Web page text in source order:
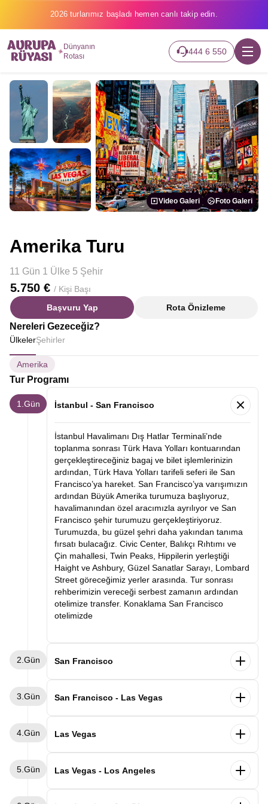
2026 turlarımız başladı hemen canlı takip edin.
Dünyanın
Rotası
444 6 550
Video Galeri Foto Galeri
Amerika Turu
11 Gün 1 Ülke 5 Şehir
5.750 € / Kişi Başı
Başvuru Yap
Rota Önizleme
Nereleri Gezeceğiz?
ÜlkelerŞehirler
Amerika
Tur Programı
1.Gün İstanbul - San Francisco
İstanbul Havalimanı Dış Hatlar Terminali’nde
toplanma sonrası Türk Hava Yolları kontuarından
gerçekleştireceğiniz bagaj ve bilet işlemlerinizin
ardından, Türk Hava Yolları tarifeli seferi ile San
Francisco’ya hareket. San Francisco’ya varışımızın
ardından Büyük Amerika turumuza başlıyoruz,
havalimanından özel aracımızla ayrılıyor ve San
Francisco şehir turumuzu gerçekleştiriyoruz.
Turumuzda, bu güzel şehri daha yakından tanıma
fırsatı bulacağız. Civic Center, Balıkçı Rıhtımı ve
Çin mahallesi, Twin Peaks, Hippilerin yerleştiği
Haight ve Ashbury, Güzel Sanatlar Sarayı, Lombard
Street göreceğimiz yerler arasında. Tur sonrası
rehberimizin vereceği serbest zamanın ardından
otelimize transfer. Konaklama San Francisco
otelimizde
2.Gün San Francisco
Sausolito- Tekneden Alkatraz - Fisherman’s Wharf –
Francisco’nun eskiden yüksek rütbeli memurlarının
ve şimdi ise en zenginlerinin oturduğu Sausolito’ya
otobüs yolculuğu ile çok şirin bir kasaba olan
Sausalito’ya gideceğiz. Kordon boyunda yürüyüş
yaparken birbirinden güzel evleri görecek kahvenizi
3.Gün San Francisco - Las Vegas
ardından Las Vegas uçuşumuz için San Francisco
havalimanına ulaşıyoruz. Alanda bizi bekleyen özel
4.Gün Las Vegas
ardından Grand Canyon turumuzu
gerçekleştireceğiz. Sabah otelimizden özel aracımız
5.Gün Las Vegas - Los Angeles